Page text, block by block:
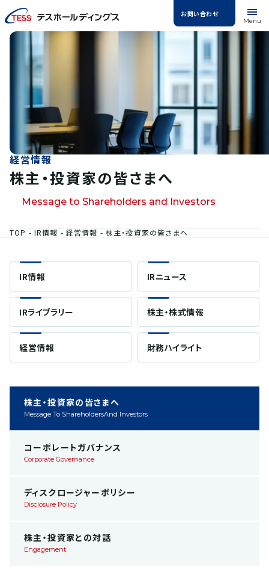
お問い合わせ
Menu
経営情報
株主・投資家の皆さまへ
Message to Shareholders and Investors
TOP IR情報 経営情報 株主・投資家の皆さまへ
IR情報 IRニュース
IRライブラリー 株主・株式情報
経営情報 財務ハイライト
株主・投資家の皆さまへ
Message To ShareholdersAnd Investors
コーポレートガバナンス
Corporate Governance
ディスクロージャーポリシー
Disclosure Policy
株主・投資家との対話
Engagement